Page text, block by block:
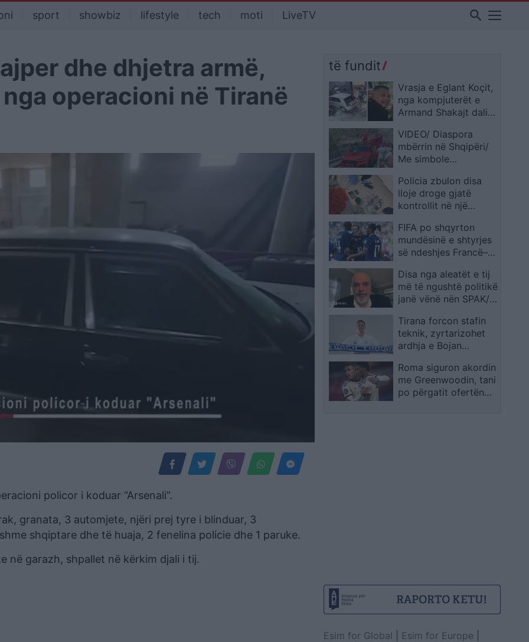
sport showbiz lifestyle tech moti LiveTV search
dhe dhjetra armë,
operacioni në Tiranë
policor i koduar “Arsenali”.
granata, 3 automjete, njëri prej tyre i blinduar, 3
shqiptare dhe të huaja, 2 fenelina policie dhe 1 paruke.
në garazh, shpallet në kërkim djali i tij.
të fundit
Vrasja e Eglant Koçit,
nga kompjuterët e
Armand Shakajt dalin
kriptomonedhash
VIDEO/ Diaspora
mbërrin në Shqipëri/
Me simbole
pankarta protestuesit
hyjnë në Muriqan,
ultimatum Ramës:
tranzitore apolitike
Policia zbulon disa
lloje droge gjatë
kontrollit në një
FIFA po shqyrton
mundësinë e shtyrjes
së ndeshjes Francë–
vapës që mund të
shkojë deri në 46
gradë
Disa nga aleatët e tij
më të ngushtë politikë
janë vënë nën SPAK/
Protestat janë shenjë
e një shoqërie
demokratike
Tirana forcon stafin
teknik, zyrtarizohet
ardhja e Bojan
zëvendëstrajner
Roma siguron akordin
me Greenwoodin, tani
po përgatit ofertën
Esim for Global Esim for Europe